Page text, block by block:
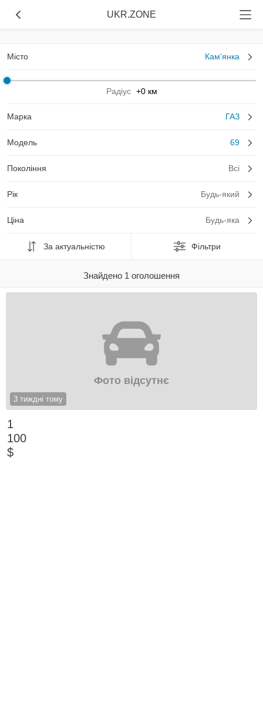
UKR.ZONE
Місто Кам'янка
Радіус +0 км
Марка ГАЗ
Модель 69
Покоління Всі
Рік Будь-який
Ціна Будь-яка
За актуальністю Фільтри
Знайдено 1 оголошення
3 тиждні тому
Фото відсутнє
1
100
$